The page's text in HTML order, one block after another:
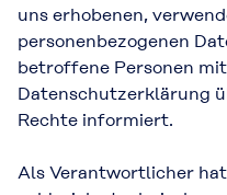
uns erhobenen,
personenbezogenen
betroffene Personen
Datenschutzerklärung
Rechte informiert.
Als Verantwortlicher